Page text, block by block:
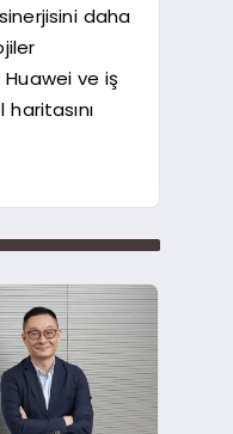
daha
ve iş